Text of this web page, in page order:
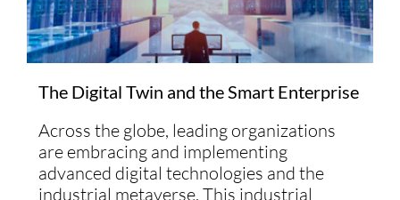
The Digital Twin and the Smart Enterprise
Across the globe, leading organizations
are embracing and implementing
advanced digital technologies and the
industrial metaverse. This industrial